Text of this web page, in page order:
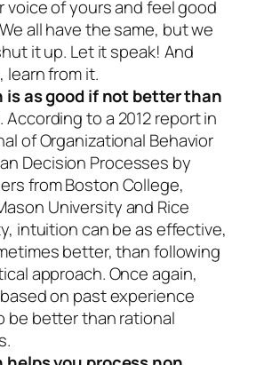
voice of yours and feel good
all have the same, but we
it up. Let it speak! And
learn from it.
as good if not better than
. According to a 2012 report in
of Organizational Behavior
Decision Processes by
from Boston College,
University and Rice
intuition can be as effective,
better, than following
approach. Once again,
on past experience
be better than rational